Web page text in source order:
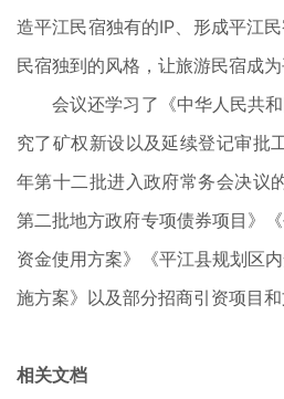
造平江民宿独有的IP、形成平江
民宿独到的风格，让旅游民宿成为
会议还学习了《中华人民共和
究了矿权新设以及延续登记审批
年第十二批进入政府常务会决议
第二批地方政府专项债券项目》
资金使用方案》《平江县规划区
施方案》以及部分招商引资项目和
相关文档